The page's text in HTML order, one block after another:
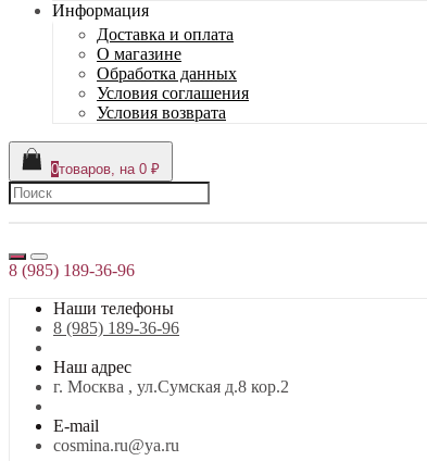
Информация
Доставка и оплата
О магазине
Обработка данных
Условия соглашения
Условия возврата
0товаров, на 0 ₽
8 (985) 189-36-96
Наши телефоны
8 (985) 189-36-96
Наш адрес
г. Москва , ул.Сумская д.8 кор.2
E-mail
cosmina.ru@ya.ru